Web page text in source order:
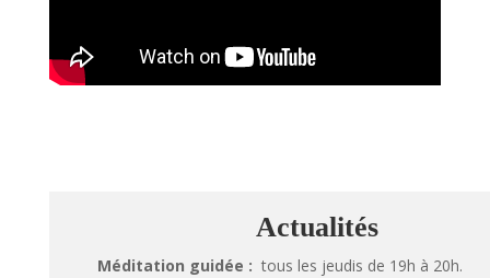
Actualités
Méditation guidée : tous les jeudis de 19h à 20h.